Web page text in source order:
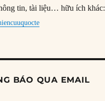
tin, tài liệu… hữu ích khác:
BÁO QUA EMAIL